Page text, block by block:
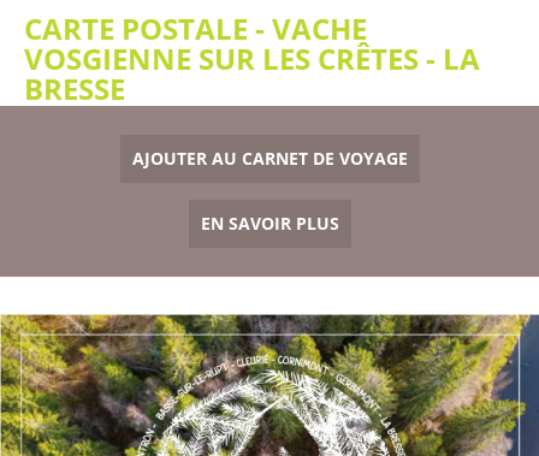
CARTE POSTALE - VACHE
VOSGIENNE SUR LES CRÊTES - LA
BRESSE
AJOUTER AU CARNET DE VOYAGE
EN SAVOIR PLUS